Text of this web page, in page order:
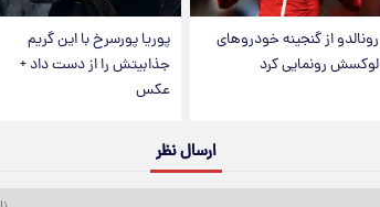
رونالدو از گنجینه خودروهای
لوکسش رونمایی کرد
پوریا پورسرخ با این گریم
جذابیتش را از دست داد +
عکس
ارسال نظر